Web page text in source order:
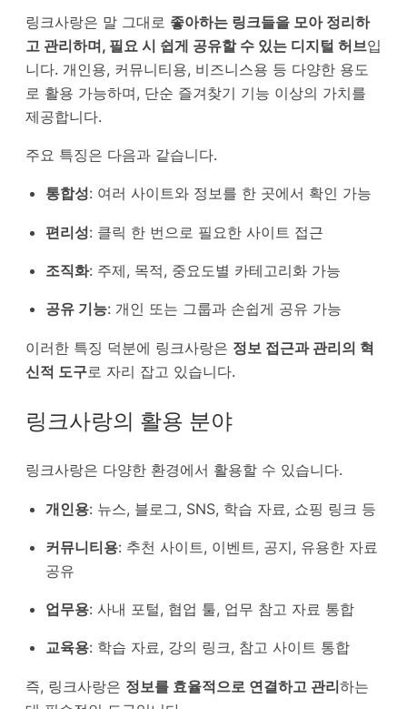
링크사랑은 말 그대로 좋아하는 링크들을 모아 정리하
고 관리하며, 필요 시 쉽게 공유할 수 있는 디지털 허브입
니다. 개인용, 커뮤니티용, 비즈니스용 등 다양한 용도
로 활용 가능하며, 단순 즐겨찾기 기능 이상의 가치를
제공합니다.
주요 특징은 다음과 같습니다.
통합성: 여러 사이트와 정보를 한 곳에서 확인 가능
편리성: 클릭 한 번으로 필요한 사이트 접근
조직화: 주제, 목적, 중요도별 카테고리화 가능
공유 기능: 개인 또는 그룹과 손쉽게 공유 가능
이러한 특징 덕분에 링크사랑은 정보 접근과 관리의 혁
신적 도구로 자리 잡고 있습니다.
링크사랑의 활용 분야
링크사랑은 다양한 환경에서 활용할 수 있습니다.
개인용: 뉴스, 블로그, SNS, 학습 자료, 쇼핑 링크 등
커뮤니티용: 추천 사이트, 이벤트, 공지, 유용한 자료
공유
업무용: 사내 포털, 협업 툴, 업무 참고 자료 통합
교육용: 학습 자료, 강의 링크, 참고 사이트 통합
즉, 링크사랑은 정보를 효율적으로 연결하고 관리하는